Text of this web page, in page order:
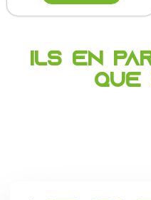
Ils en
que